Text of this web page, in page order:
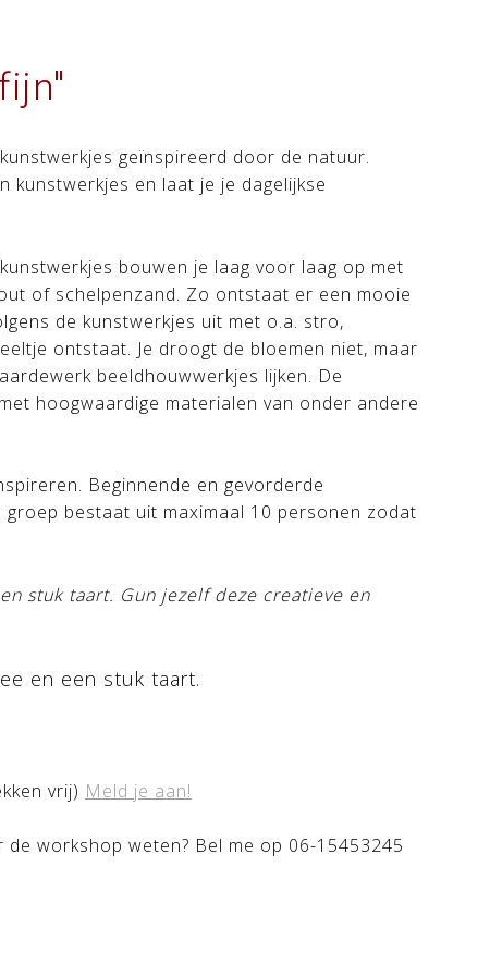
geïnspireerd door de natuur.
kunstwerkjes en laat je je dagelijkse
bouwen je laag voor laag op met
of schelpenzand. Zo ontstaat er een mooie
de kunstwerkjes uit met o.a. stro,
ontstaat. Je droogt de bloemen niet, maar
beeldhouwwerkjes lijken. De
hoogwaardige materialen van onder andere
Beginnende en gevorderde
bestaat uit maximaal 10 personen zodat
stuk taart. Gun jezelf deze creatieve en
en een stuk taart.
vrij) Meld je aan!
workshop weten? Bel me op 06-15453245